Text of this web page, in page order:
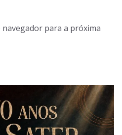
para a próxima